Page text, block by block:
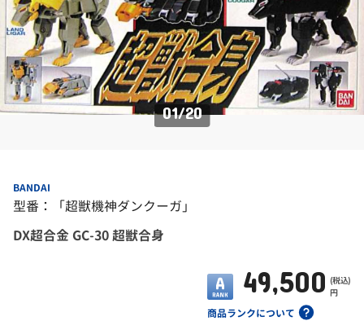
01/20
BANDAI
型番：「超獣機神ダンクーガ」
DX超合金 GC-30 超獣合身
商品ランクについて
49,500 (税込)
円